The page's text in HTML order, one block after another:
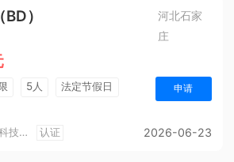
）
河北石家
庄
5人
法定节假日
申请
河北众杰网络科技有限公司 认证 2026-06-23